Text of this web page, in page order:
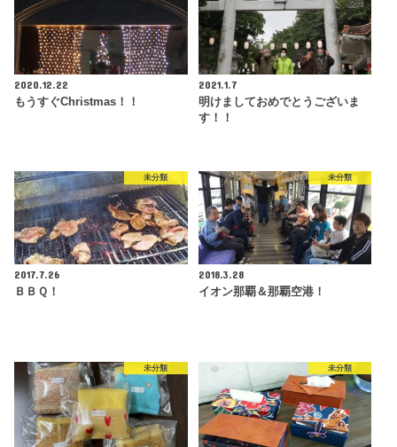
2020.12.22
もうすぐChristmas！！
2021.1.7
明けましておめでとうございま
す！！
未分類
2017.7.26
ＢＢＱ！
未分類
2018.3.28
イオン那覇＆那覇空港！
未分類 未分類